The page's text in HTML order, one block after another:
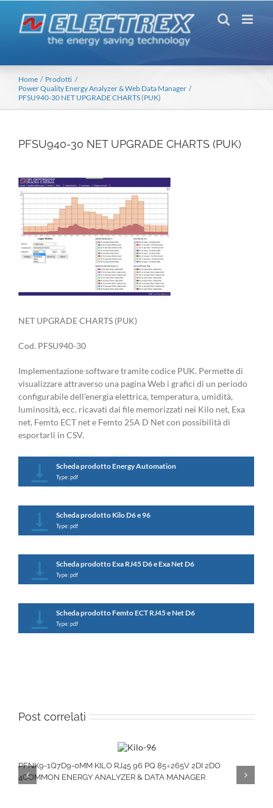
contenuto
Home
Prodotti
Power Quality Energy Analyzer & Web Data Manager
PFSU940-30 NET UPGRADE CHARTS (PUK)
PFSU940-30 NET UPGRADE CHARTS (PUK)
NET UPGRADE CHARTS (PUK)
Cod. PFSU940-30
Implementazione software tramite codice PUK. Permette di
visualizzare attraverso una pagina Web i grafici di un periodo
configurabile dell’energia elettrica, temperatura, umidità,
luminosità, ecc. ricavati dai file memorizzati nei Kilo net, Exa
net, Femto ECT net e Femto 25A D Net con possibilità di
esportarli in CSV.
Scheda prodotto Energy Automation
Type: pdf
Scheda prodotto Kilo D6 e 96
Type: pdf
Scheda prodotto Exa RJ45 D6 e Exa Net D6
Type: pdf
Scheda prodotto Femto ECT RJ45 e Net D6
Type: pdf
Post correlati
PFNK9-1Q7D9-0MM KILO RJ45 96 PQ 85÷265V 2DI 2DO
4COMMON ENERGY ANALYZER & DATA MANAGER